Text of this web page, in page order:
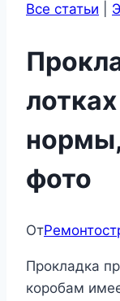
Все статьи
фото
От
Прокладка
коробам